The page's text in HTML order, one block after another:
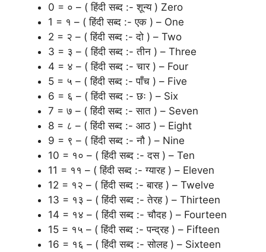
0 = ० – ( हिंदी सब्द :- शून्य ) Zero
1 = १ – ( हिंदी सब्द :- एक ) – One
2 = २ – ( हिंदी सब्द :- दो ) – Two
3 = ३ – ( हिंदी सब्द :- तीन ) – Three
4 = ४ – ( हिंदी सब्द :- चार ) – Four
5 = ५ – ( हिंदी सब्द :- पाँच ) – Five
6 = ६ – ( हिंदी सब्द :- छः ) – Six
7 = ७ – ( हिंदी सब्द :- सात ) – Seven
8 = ८ – ( हिंदी सब्द :- आठ ) – Eight
9 = ९ – ( हिंदी सब्द :- नौ ) – Nine
10 = १० – ( हिंदी सब्द :- दस ) – Ten
11 = ११ – ( हिंदी सब्द :- ग्यारह ) – Eleven
12 = १२ – ( हिंदी सब्द :- बारह ) – Twelve
13 = १३ – ( हिंदी सब्द :- तेरह ) – Thirteen
14 = १४ – ( हिंदी सब्द :- चौदह ) – Fourteen
15 = १५ – ( हिंदी सब्द :- पन्द्रह ) – Fifteen
16 = १६ – ( हिंदी सब्द :- सोलह ) – Sixteen